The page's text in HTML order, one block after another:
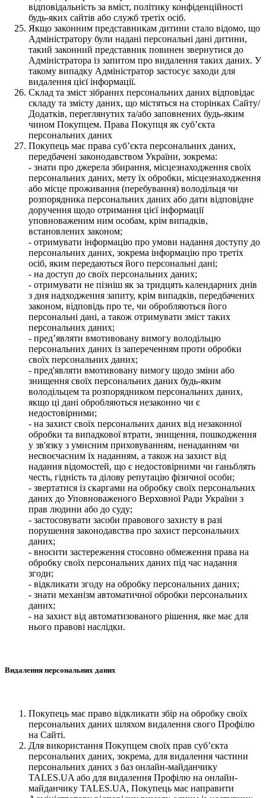
відповідальність за вміст, політику конфіденційності
будь-яких сайтів або служб третіх осіб.
Якщо законним представникам дитини стало відомо, що
Адміністратору були надані персональні дані дитини,
такий законний представник повинен звернутися до
Адміністратора із запитом про видалення таких даних. У
такому випадку Адміністратор застосує заходи для
видалення цієї інформації.
Склад та зміст зібраних персональних даних відповідає
складу та змісту даних, що містяться на сторінках Сайту/
Додатків, переглянутих та/або заповнених будь-яким
чином Покупцем. Права Покупця як суб’єкта
персональних даних
Покупець має права суб’єкта персональних даних,
передбачені законодавством України, зокрема:
- знати про джерела збирання, місцезнаходження своїх
персональних даних, мету їх обробки, місцезнаходження
або місце проживання (перебування) володільця чи
розпорядника персональних даних або дати відповідне
доручення щодо отримання цієї інформації
уповноваженим ним особам, крім випадків,
встановлених законом;
- отримувати інформацію про умови надання доступу до
персональних даних, зокрема інформацію про третіх
осіб, яким передаються його персональні дані;
- на доступ до своїх персональних даних;
- отримувати не пізніш як за тридцять календарних днів
з дня надходження запиту, крім випадків, передбачених
законом, відповідь про те, чи обробляються його
персональні дані, а також отримувати зміст таких
персональних даних;
- пред’являти вмотивовану вимогу володільцю
персональних даних із запереченням проти обробки
своїх персональних даних;
- пред'являти вмотивовану вимогу щодо зміни або
знищення своїх персональних даних будь-яким
володільцем та розпорядником персональних даних,
якщо ці дані обробляються незаконно чи є
недостовірними;
- на захист своїх персональних даних від незаконної
обробки та випадкової втрати, знищення, пошкодження
у зв'язку з умисним приховуванням, ненаданням чи
несвоєчасним їх наданням, а також на захист від
надання відомостей, що є недостовірними чи ганьблять
честь, гідність та ділову репутацію фізичної особи;
- звертатися із скаргами на обробку своїх персональних
даних до Уповноваженого Верховної Ради України з
прав людини або до суду;
- застосовувати засоби правового захисту в разі
порушення законодавства про захист персональних
даних;
- вносити застереження стосовно обмеження права на
обробку своїх персональних даних під час надання
згоди;
- відкликати згоду на обробку персональних даних;
- знати механізм автоматичної обробки персональних
даних;
- на захист від автоматизованого рішення, яке має для
нього правові наслідки.
Видалення персональних даних
Покупець має право відкликати збір на обробку своїх
персональних даних шляхом видалення свого Профілю
на Сайті.
Для використання Покупцем своїх прав суб’єкта
персональних даних, зокрема, для видалення частини
персональних даних з баз онлайн-майданчику
TALES.UA або для видалення Профілю на онлайн-
майданчику TALES.UA, Покупець має направити